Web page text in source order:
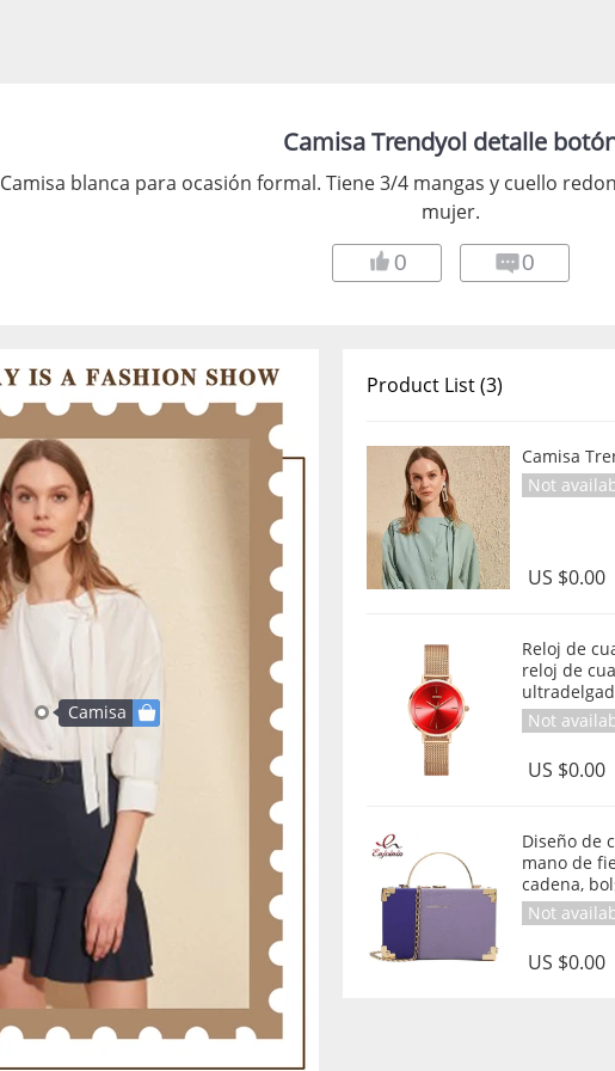
Camisa Trendyol detalle
Camisa blanca para ocasión formal. Tiene 3/4 mangas y cuello
mujer.
0 0
Product List (3)
Camisa
Not
US $0.00
Reloj de
reloj de
Not
US $0.00
Diseño de
mano de
cadena,
Not
US $0.00
Camisa